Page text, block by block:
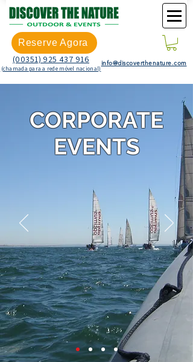
Reserve Agora
(00351) 925 437 916
(chamada para a rede móvel nacional)
info@discoverthenature.com
CORPORATE
EVENTS